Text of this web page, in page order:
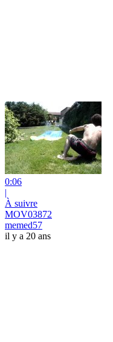
0:06
|
À suivre
MOV03872
memed57
il y a 20 ans